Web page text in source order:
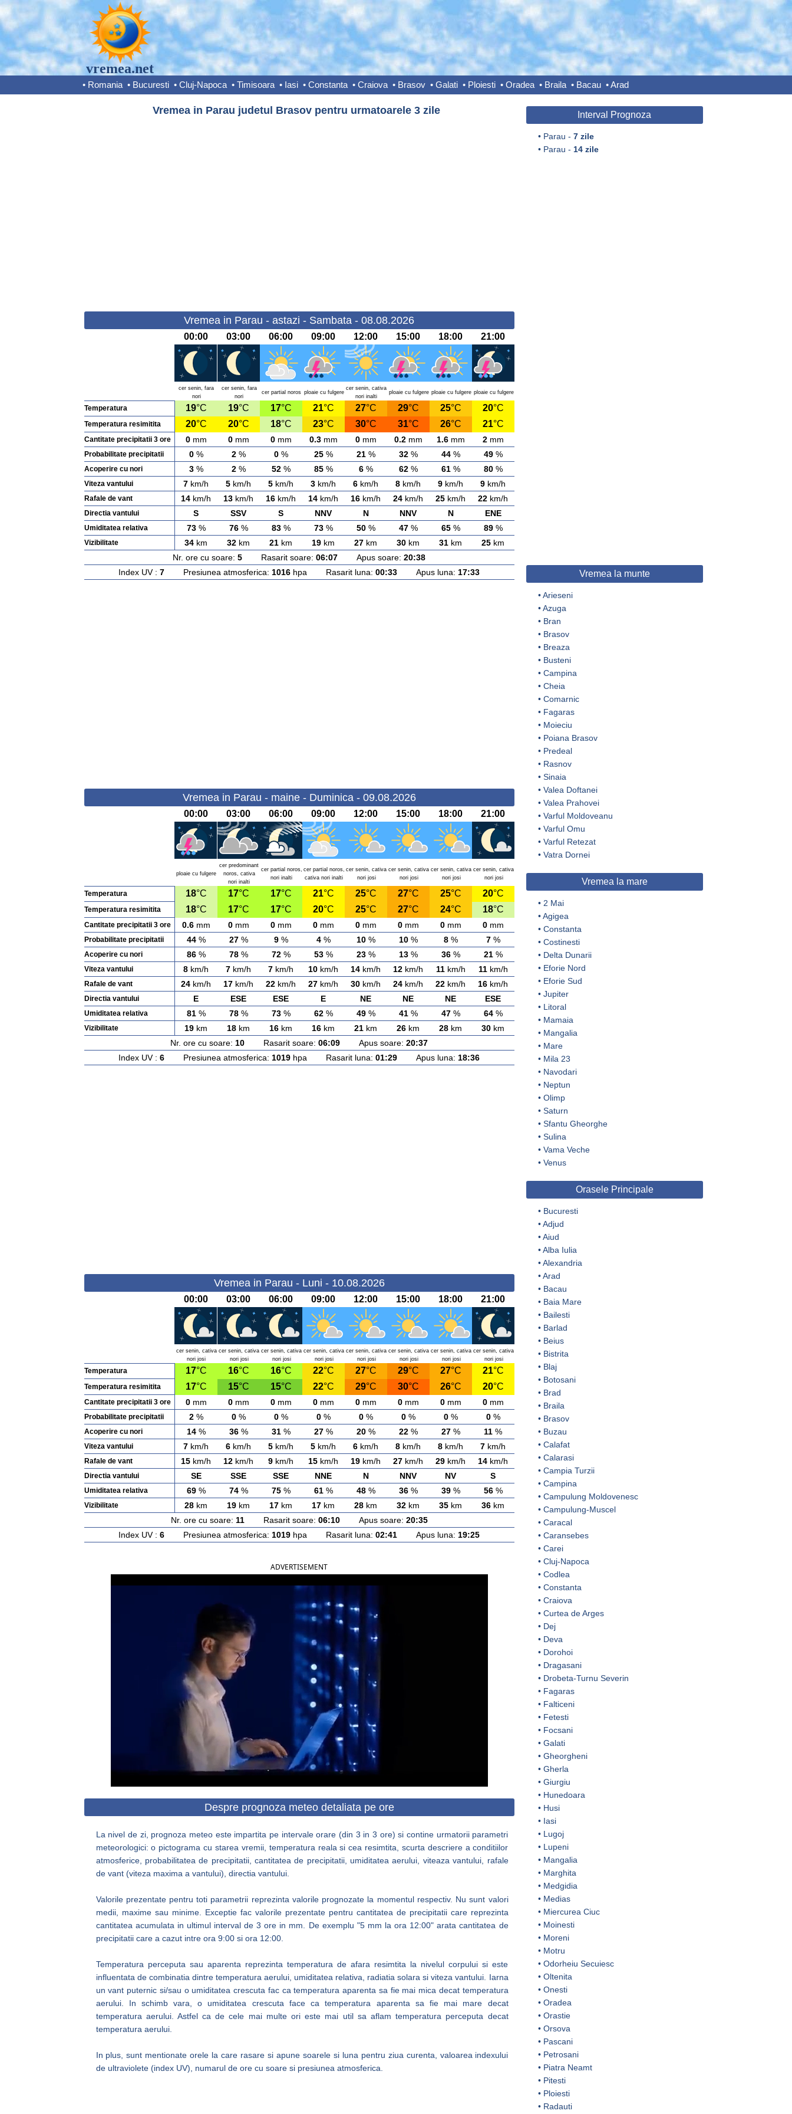
vremea.net
• Romania • Bucuresti • Cluj-Napoca • Timisoara • Iasi • Constanta • Craiova • Brasov • Galati • Ploiesti • Oradea • Braila • Bacau •Arad
Vremea in Parau judetul Brasov pentru urmatoarele 3 zile
Vremea in Parau - astazi - Sambata - 08.08.2026
00:00 03:00 06:00 09:00 12:00 15:00 18:00 21:00
cer senin, fara
nori
cer senin, fara
nori
cer partial noros ploaie cu fulgere
cer senin, cativa
nori inalti
ploaie cu fulgere ploaie cu fulgere ploaie cu fulgere
Temperatura 19°C 19°C 17°C 21°C 27°C 29°C 25°C 20°C
Temperatura resimitita 20°C 20°C 18°C 23°C 30°C 31°C 26°C 21°C
Cantitate precipitatii 3 ore 0mm 0mm 0mm 0.3mm 0mm 0.2mm 1.6mm 2mm
Probabilitate precipitatii 0% 2% 0% 25% 21% 32% 44% 49%
Acoperire cu nori 3% 2% 52% 85% 6% 62% 61% 80%
Viteza vantului 7 km/h 5 km/h 5 km/h 3 km/h 6 km/h 8 km/h 9 km/h 9 km/h
Rafale de vant 14 km/h 13 km/h 16 km/h 14 km/h 16 km/h 24 km/h 25 km/h 22 km/h
Directia vantului S SSV S NNV N NNV N ENE
Umiditatea relativa 73% 76% 83% 73% 50% 47% 65% 89%
Vizibilitate 34 km 32 km 21 km 19 km 27 km 30 km 31 km 25 km
Nr. ore cu soare: 5 Rasarit soare: 06:07 Apus soare: 20:38
Index UV : 7 Presiunea atmosferica: 1016 hpa Rasarit luna: 00:33 Apus luna: 17:33
Vremea in Parau - maine - Duminica - 09.08.2026
00:00 03:00 06:00 09:00 12:00 15:00 18:00 21:00
ploaie cu fulgere
cer predominant
noros, cativa
nori inalti
cer partial noros,
nori inalti
cer partial noros,
cativa nori inalti
cer senin, cativa
nori josi
cer senin, cativa
nori josi
cer senin, cativa
nori josi
cer senin, cativa
nori josi
Temperatura 18°C 17°C 17°C 21°C 25°C 27°C 25°C 20°C
Temperatura resimitita 18°C 17°C 17°C 20°C 25°C 27°C 24°C 18°C
Cantitate precipitatii 3 ore 0.6mm 0mm 0mm 0mm 0mm 0mm 0mm 0mm
Probabilitate precipitatii 44% 27% 9% 4% 10% 10% 8% 7%
Acoperire cu nori 86% 78% 72% 53% 23% 13% 36% 21%
Viteza vantului 8 km/h 7 km/h 7 km/h 10 km/h 14 km/h 12 km/h 11km/h 11km/h
Rafale de vant 24 km/h 17 km/h 22 km/h 27 km/h 30 km/h 24 km/h 22 km/h 16 km/h
Directia vantului E ESE ESE E NE NE NE ESE
Umiditatea relativa 81% 78% 73% 62% 49% 41% 47% 64%
Vizibilitate 19 km 18 km 16 km 16 km 21 km 26 km 28 km 30 km
Nr. ore cu soare: 10 Rasarit soare: 06:09 Apus soare: 20:37
Index UV : 6 Presiunea atmosferica: 1019 hpa Rasarit luna: 01:29 Apus luna: 18:36
Vremea in Parau - Luni - 10.08.2026
00:00 03:00 06:00 09:00 12:00 15:00 18:00 21:00
cer senin, cativa
nori josi
cer senin, cativa
nori josi
cer senin, cativa
nori josi
cer senin, cativa
nori josi
cer senin, cativa
nori josi
cer senin, cativa
nori josi
cer senin, cativa
nori josi
cer senin, cativa
nori josi
Temperatura 17°C 16°C 16°C 22°C 27°C 29°C 27°C 21°C
Temperatura resimitita 17°C 15°C 15°C 22°C 29°C 30°C 26°C 20°C
Cantitate precipitatii 3 ore 0mm 0mm 0mm 0mm 0mm 0mm 0mm 0mm
Probabilitate precipitatii 2% 0% 0% 0% 0% 0% 0% 0%
Acoperire cu nori 14% 36% 31% 27% 20% 22% 27% 11 %
Viteza vantului 7 km/h 6 km/h 5 km/h 5 km/h 6 km/h 8 km/h 8 km/h 7 km/h
Rafale de vant 15 km/h 12 km/h 9 km/h 15 km/h 19 km/h 27 km/h 29 km/h 14 km/h
Directia vantului SE SSE SSE NNE N NNV NV S
Umiditatea relativa 69% 74% 75% 61% 48% 36% 39% 56%
Vizibilitate 28 km 19 km 17 km 17 km 28 km 32 km 35 km 36 km
Nr. ore cu soare: 11Rasarit soare: 06:10Apus soare: 20:35
Index UV : 6 Presiunea atmosferica: 1019 hpa Rasarit luna: 02:41 Apus luna: 19:25
ADVERTISEMENT
Despre prognoza meteo detaliata pe ore
La nivel de zi, prognoza meteo este impartita pe intervale orare (din 3 in 3 ore) si contine urmatorii parametri
meteorologici: o pictograma cu starea vremii, temperatura reala si cea resimtita, scurta descriere a conditiilor
atmosferice, probabilitatea de precipitatii, cantitatea de precipitatii, umiditatea aerului, viteaza vantului, rafale
de vant (viteza maxima a vantului), directia vantului.
Valorile prezentate pentru toti parametrii reprezinta valorile prognozate la momentul respectiv. Nu sunt valori
medii, maxime sau minime. Exceptie fac valorile prezentate pentru cantitatea de precipitatii care reprezinta
cantitatea acumulata in ultimul interval de 3 ore in mm. De exemplu "5 mm la ora 12:00" arata cantitatea de
precipitatii care a cazut intre ora 9:00 si ora 12:00.
Temperatura perceputa sau aparenta reprezinta temperatura de afara resimtita la nivelul corpului si este
influentata de combinatia dintre temperatura aerului, umiditatea relativa, radiatia solara si viteza vantului. Iarna
un vant puternic si/sau o umiditatea crescuta fac ca temperatura aparenta sa fie mai mica decat temperatura
aerului. In schimb vara, o umiditatea crescuta face ca temperatura aparenta sa fie mai mare decat
temperatura aerului. Astfel ca de cele mai multe ori este mai util sa aflam temperatura perceputa decat
temperatura aerului.
In plus, sunt mentionate orele la care rasare si apune soarele si luna pentru ziua curenta, valoarea indexului
de ultraviolete (index UV), numarul de ore cu soare si presiunea atmosferica.
Interval Prognoza
• Parau - 7 zile
• Parau - 14 zile
Vremea la munte
•Arieseni
•Azuga
• Bran
• Brasov
• Breaza
• Busteni
• Campina
• Cheia
• Comarnic
• Fagaras
• Moieciu
• Poiana Brasov
• Predeal
• Rasnov
• Sinaia
• Valea Doftanei
• Valea Prahovei
• Varful Moldoveanu
• Varful Omu
• Varful Retezat
• Vatra Dornei
Vremea la mare
• 2 Mai
•Agigea
• Constanta
• Costinesti
• Delta Dunarii
• Eforie Nord
• Eforie Sud
• Jupiter
• Litoral
• Mamaia
• Mangalia
• Mare
• Mila 23
• Navodari
• Neptun
• Olimp
• Saturn
• Sfantu Gheorghe
• Sulina
• Vama Veche
• Venus
Orasele Principale
• Bucuresti
•Adjud
•Aiud
•Alba Iulia
•Alexandria
•Arad
• Bacau
• Baia Mare
• Bailesti
• Barlad
• Beius
• Bistrita
• Blaj
• Botosani
• Brad
• Braila
• Brasov
• Buzau
• Calafat
• Calarasi
• Campia Turzii
• Campina
• Campulung Moldovenesc
• Campulung-Muscel
• Caracal
• Caransebes
• Carei
• Cluj-Napoca
• Codlea
• Constanta
• Craiova
• Curtea de Arges
• Dej
• Deva
• Dorohoi
• Dragasani
• Drobeta-Turnu Severin
• Fagaras
• Falticeni
• Fetesti
• Focsani
• Galati
• Gheorgheni
• Gherla
• Giurgiu
• Hunedoara
• Husi
• Iasi
• Lugoj
• Lupeni
• Mangalia
• Marghita
• Medgidia
• Medias
• Miercurea Ciuc
• Moinesti
• Moreni
• Motru
• Odorheiu Secuiesc
• Oltenita
• Onesti
• Oradea
• Orastie
• Orsova
• Pascani
• Petrosani
• Piatra Neamt
• Pitesti
• Ploiesti
• Radauti